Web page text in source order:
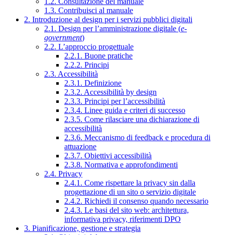
1.3. Contribuisci al manuale
2. Introduzione al design per i servizi pubblici digitali
2.1. Design per l’amministrazione digitale (e-
government)
2.2. L’approccio progettuale
2.2.1. Buone pratiche
2.2.2. Principi
2.3. Accessibilità
2.3.1. Definizione
2.3.2. Accessibilità by design
2.3.3. Principi per l’accessibilità
2.3.4. Linee guida e criteri di successo
2.3.5. Come rilasciare una dichiarazione di
accessibilità
2.3.6. Meccanismo di feedback e procedura di
attuazione
2.3.7. Obiettivi accessibilità
2.3.8. Normativa e approfondimenti
2.4. Privacy
2.4.1. Come rispettare la privacy sin dalla
progettazione di un sito o servizio digitale
2.4.2. Richiedi il consenso quando necessario
2.4.3. Le basi del sito web: architettura,
informativa privacy, riferimenti DPO
3. Pianificazione, gestione e strategia